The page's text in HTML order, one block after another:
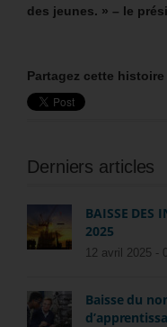
des jeunes. » – le
Partagez cette histoire
Derniers articles
BAISSE DES
2025
12 avril 2025 -
Baisse du